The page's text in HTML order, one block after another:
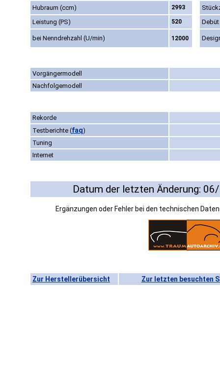
Hubraum (ccm)
2993
Leistung (PS)
520 Debüt
bei Nenndrehzahl (U/min) 12000
Vorgängermodell
Nachfolgemodell
Rekorde
Testberichte (faq)
Tuning
Internet
Datum der letzten Änderung:
Ergänzungen oder Fehler bei den technischen
Zur Herstellerübersicht Zur letzten besuchten